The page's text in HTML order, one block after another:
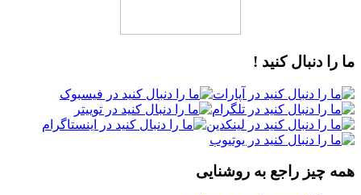
ما را دنبال کنید !
همه چیز راجع به روشنایی